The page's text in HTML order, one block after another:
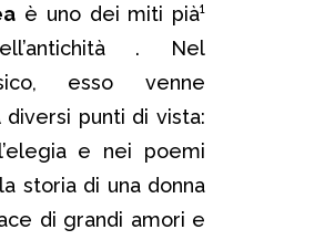
è uno dei miti pià¹
. Nel
esso venne
punti di vista:
e nei poemi
storia di una donna
di grandi amori e